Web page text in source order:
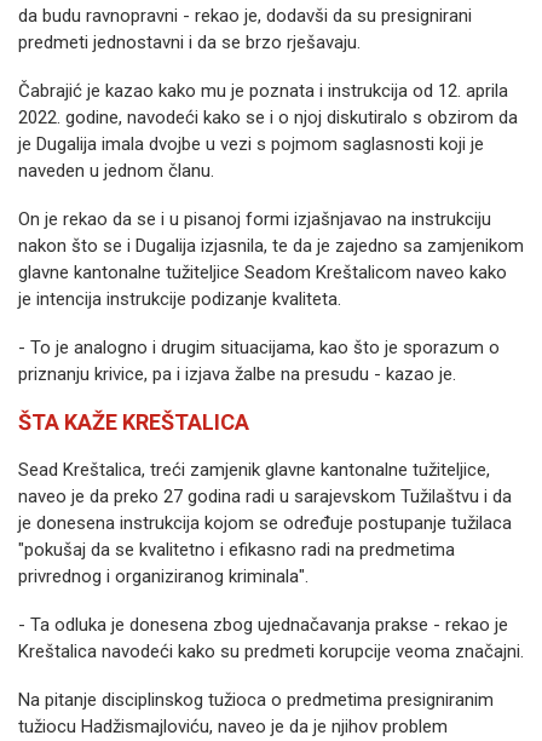
da budu ravnopravni - rekao je, dodavši da su presignirani
predmeti jednostavni i da se brzo rješavaju.
Čabrajić je kazao kako mu je poznata i instrukcija od 12. aprila
2022. godine, navodeći kako se i o njoj diskutiralo s obzirom da
je Dugalija imala dvojbe u vezi s pojmom saglasnosti koji je
naveden u jednom članu.
On je rekao da se i u pisanoj formi izjašnjavao na instrukciju
nakon što se i Dugalija izjasnila, te da je zajedno sa zamjenikom
glavne kantonalne tužiteljice Seadom Kreštalicom naveo kako
je intencija instrukcije podizanje kvaliteta.
- To je analogno i drugim situacijama, kao što je sporazum o
priznanju krivice, pa i izjava žalbe na presudu - kazao je.
ŠTA KAŽE KREŠTALICA
Sead Kreštalica, treći zamjenik glavne kantonalne tužiteljice,
naveo je da preko 27 godina radi u sarajevskom Tužilaštvu i da
je donesena instrukcija kojom se određuje postupanje tužilaca
"pokušaj da se kvalitetno i efikasno radi na predmetima
privrednog i organiziranog kriminala".
- Ta odluka je donesena zbog ujednačavanja prakse - rekao je
Kreštalica navodeći kako su predmeti korupcije veoma značajni.
Na pitanje disciplinskog tužioca o predmetima presigniranim
tužiocu Hadžismajloviću, naveo je da je njihov problem